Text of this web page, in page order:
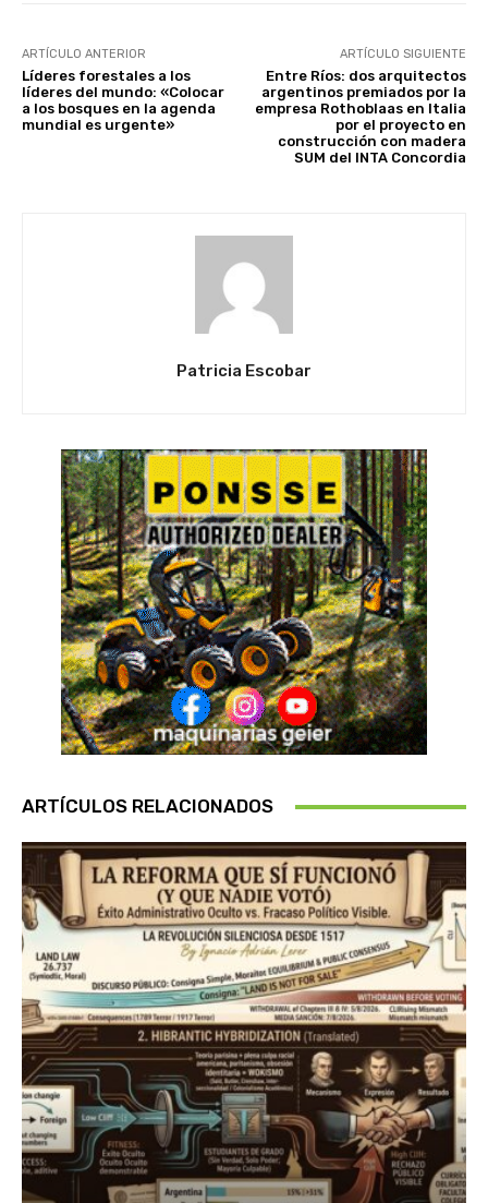
ARTÍCULO ANTERIOR
Líderes forestales a los
líderes del mundo: «Colocar
a los bosques en la agenda
mundial es urgente»
ARTÍCULO SIGUIENTE
Entre Ríos: dos arquitectos
argentinos premiados por la
empresa Rothoblaas en Italia
por el proyecto en
construcción con madera
SUM del INTA Concordia
Patricia Escobar
ARTÍCULOS RELACIONADOS